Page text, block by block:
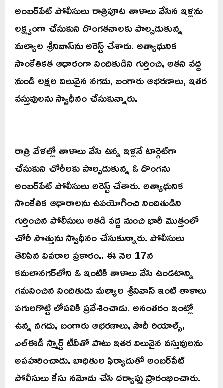
అంబర్‌పేట్ పోలీసులు రాత్రిపూట తాళాలు వేసిన ఇళ్లను
లక్ష్యంగా చేసుకుని దొంగతనాలకు పాల్పడుతున్న
మల్యాల శ్రీనివాస్‌ను అరెస్ట్ చేశారు. అత్యాధునిక
సాంకేతికత ఆధారంగా నిందితుడిని గుర్తించి, అతని వద్ద
నుండి లక్షల విలువైన నగదు, బంగారు ఆభరణాలు, ఇతర
వస్తువులను స్వాధీనం చేసుకున్నారు.
రాత్రి వేళల్లో తాళాలు వేసి ఉన్న ఇళ్లనే టార్గెట్‌గా
చేసుకుని చోరీలకు పాల్పడుతున్న ఓ దొంగను
అంబర్‌పేట్ పోలీసులు అరెస్ట్ చేశారు. అత్యాధునిక
సాంకేతిక ఆధారాలను ఉపయోగించి నిందితుడిని
గుర్తించిన పోలీసులు అతడి వద్ద నుంచి భారీ మొత్తంలో
చోరీ సొత్తును స్వాధీనం చేసుకున్నారు. పోలీసులు
తెలిపిన వివరాల ప్రకారం.. ఈ నెల 17న
కమలానగర్‌లోని ఓ ఇంటికి తాళాలు వేసి ఉండటాన్ని
గమనించిన నిందితుడు మల్యాల శ్రీనివాస్ ఇంటి తాళాలు
పగులగొట్టి లోపలికి ప్రవేశించాడు. అనంతరం ఇంట్లో
ఉన్న నగదు, బంగారు ఆభరణాలు, సౌదీ రియాల్స్,
ఎల్ఈడీ స్మార్ట్ టీవీతో పాటు ఇతర విలువైన వస్తువులను
అపహరించాడు. బాధితుల ఫిర్యాదుతో అంబర్‌పేట్
పోలీసులు కేసు నమోదు చేసి దర్యాప్తు ప్రారంభించారు.